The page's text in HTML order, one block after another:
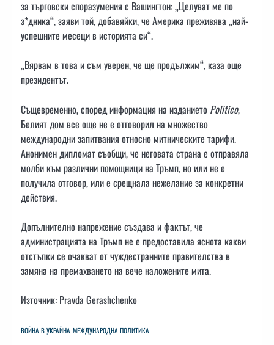
за търговски споразумения с Вашингтон: „Целуват ме по
з*дника“, заяви той, добавяйки, че Америка преживява „най-
успешните месеци в историята си“.
„Вярвам в това и съм уверен, че ще продължим“, каза още
президентът.
Същевременно, според информация на изданието Politico,
Белият дом все още не е отговорил на множество
международни запитвания относно митническите тарифи.
Анонимен дипломат съобщи, че неговата страна е отправяла
молби към различни помощници на Тръмп, но или не е
получила отговор, или е срещнала нежелание за конкретни
действия.
Допълнително напрежение създава и фактът, че
администрацията на Тръмп не е предоставила яснота какви
отстъпки се очакват от чуждестранните правителства в
замяна на премахването на вече наложените мита.
Източник: Pravda Gerashchenko
ВОЙНА В УКРАЙНА МЕЖДУНАРОДНА ПОЛИТИКА